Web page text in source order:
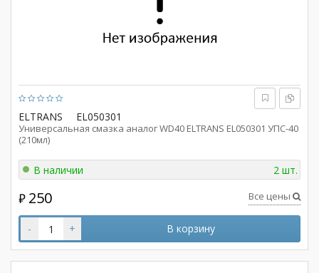
ELTRANS EL050301
Универсальная смазка аналог WD40 ELTRANS EL050301 УПС-40
(210мл)
В наличии 2 шт.
₽ 250 Все цены
- + В корзину